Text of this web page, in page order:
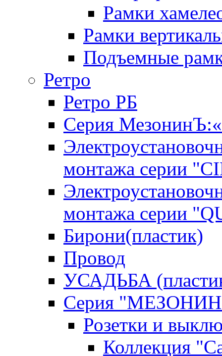
Рамки
Рамки
Подъемные
Ретро
Ретро РБ
Серия
монтажа серии
монтажа серии
Бирони(пластик)
Провод
УСАДЬБА
Серия
Розетки и
Коллекция